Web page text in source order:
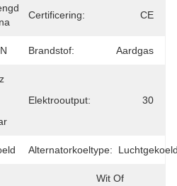
Certificering: CE
Brandstof: Aardgas
Elektrooutput: 30
Alternatorkoeltype:
Wit Of